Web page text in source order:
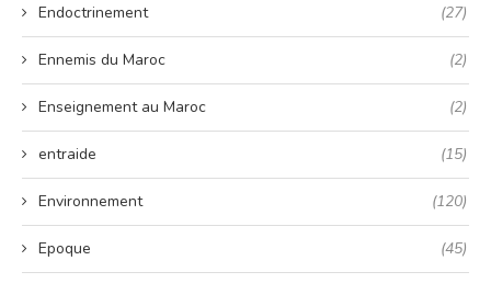
Endoctrinement (27)
Ennemis du Maroc (2)
Enseignement au Maroc (2)
entraide (15)
Environnement (120)
Epoque (45)